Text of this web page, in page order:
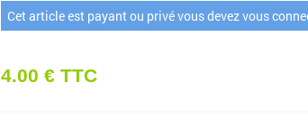
Cet article est payant ou privé vous devez vous
4.00 € TTC